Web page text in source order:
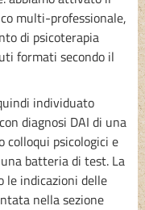
multi-professionale,
di psicoterapia
formati secondo il
individuato
diagnosi DAI di una
colloqui psicologici e
batteria di test. La
le indicazioni delle
nella sezione